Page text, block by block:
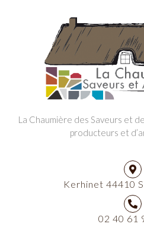
La Chaumière des Saveurs et
producteurs et
Kerhinet 44410
02 40 61